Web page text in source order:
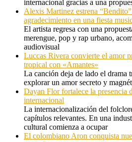
internacional gracias a una
Alexis Martinez estrena
agradecimiento en una fiesta
El artista regresa con una
merengue, pop y rap urbano,
audiovisual
Luccas Rivera convierte el amor
tropical con «Amantes»
La canción deja de lado el drama
explorar un amor secreto y
Dayan Flor fortalece la presencia
internacional
La internacionalización del
capítulos relevantes. En una
cultural comienza a ocupar
El colombiano Aron conquista